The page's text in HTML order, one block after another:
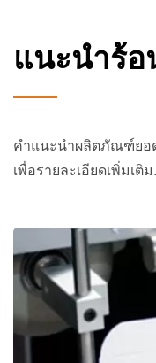
แนะนำร้อ
คำแนะนำผลิตภัณฑ์ย
เพื่อรายละเอียดเพิ่มเติม.